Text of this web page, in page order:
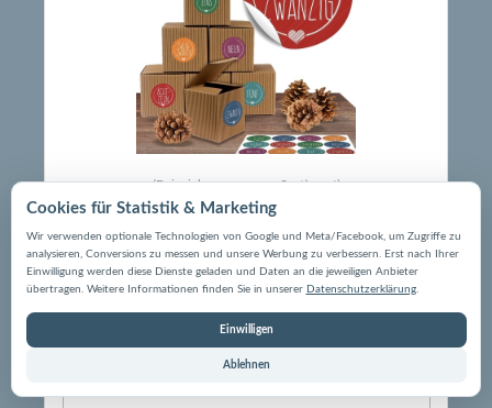
Cookies für Statistik & Marketing
Wir verwenden optionale Technologien von Google und Meta/Facebook, um Zugriffe zu
analysieren, Conversions zu messen und unsere Werbung zu verbessern. Erst nach Ihrer
Einwilligung werden diese Dienste geladen und Daten an die jeweiligen Anbieter
übertragen. Weitere Informationen finden Sie in unserer Datenschutzerklärung.
Einwilligen
Ablehnen
(Beispiel aus unserem Sortiment)